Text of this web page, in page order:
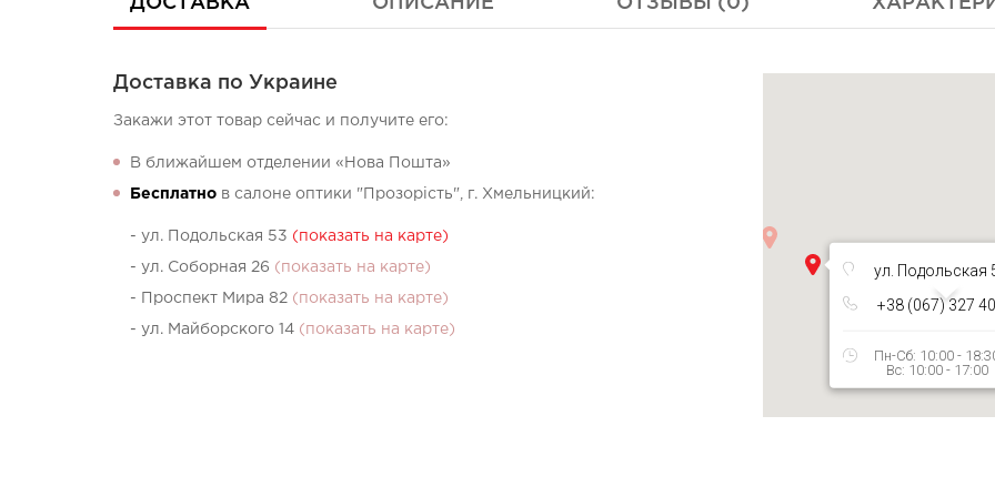
Доставка по Украине
Закажи этот товар сейчас и получите его:
В ближайшем отделении «Нова Пошта»
Бесплатно в салоне оптики "Прозорість", г. Хмельницкий:
- ул. Подольская 53 (показать на карте)
- ул. Соборная 26 (показать на карте)
- Проспект Мира 82 (показать на карте)
- ул. Майборского 14 (показать на карте)
ул. Подольская
+38 (067) 327
Пн-Сб: 10:00 -
Вс: 10:00 - 17:00